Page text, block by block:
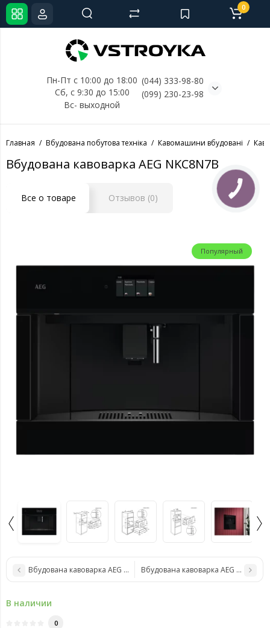
Пн-Пт с 10:00 до 18:00
Сб, с 9:30 до 15:00
Вс- выходной
(044) 333-98-80
(099) 230-23-98
0
Главная Вбудована побутова техніка Кавомашини вбудовані
Вбудована кавоварка AEG NKC8N7B
Все о товаре Отзывов (0)
Популярный
Вбудована кавоварка AEG KKA894500MВбудована кавоварка AEG TC8NK7B
В наличии
0
КНОПКА
СВЯЗИ